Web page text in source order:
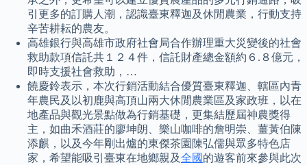
引更多的訂購人潮，認識臺東釋迦及休閒農業，行動支持
辛苦耕耘的農友。
高雄銀行與高雄市政府社會局合作辦理重大災變後的社會
救助款項信託共１２４件，信託財產總金額約６.８億元，
即時支援社會救助，…
饒慶鈴表示，本次行銷活動結合優質臺東釋迦、轄區內青
年農民及以初鹿與高頂山兩大休閒農業區及家政班，以在
地產品與觀光景點做為行銷基礎，更集結歷屆神農獎得
主，如曲禾酒莊的廖坤朗、樂山咖啡的詹明崇、薑黃伯陳
添麒，以及今年剛出爐的東傑茶園陳弘儒與眾多特色店
家，希望能吸引臺東在地鄉親及全國 的遊客前來參與此次